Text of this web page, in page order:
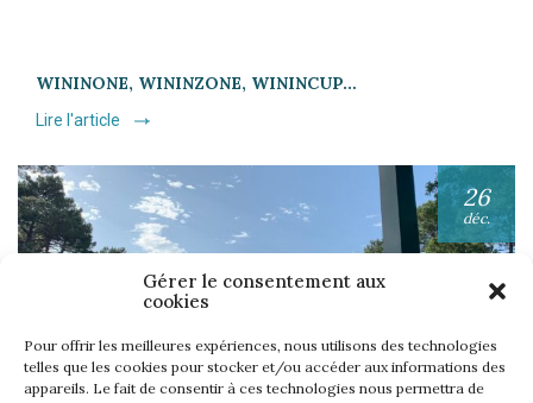
Gérer le consentement aux
cookies
Pour offrir les meilleures expériences, nous utilisons des technologies
telles que les cookies pour stocker et/ou accéder aux informations des
appareils. Le fait de consentir à ces technologies nous permettra de
WININONE, WININZONE, WININCUP…
Lire l'article
26
déc.
UNE SEMAINE… TOUS LES GOLFS WININONE !